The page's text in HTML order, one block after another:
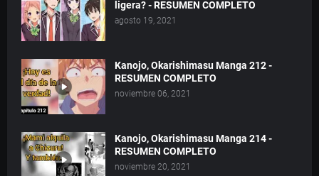
ligera? - RESUMEN COMPLETO
agosto 19, 2021
Kanojo, Okarishimasu Manga 212 -
RESUMEN COMPLETO
noviembre 06, 2021
Kanojo, Okarishimasu Manga 214 -
RESUMEN COMPLETO
noviembre 20, 2021